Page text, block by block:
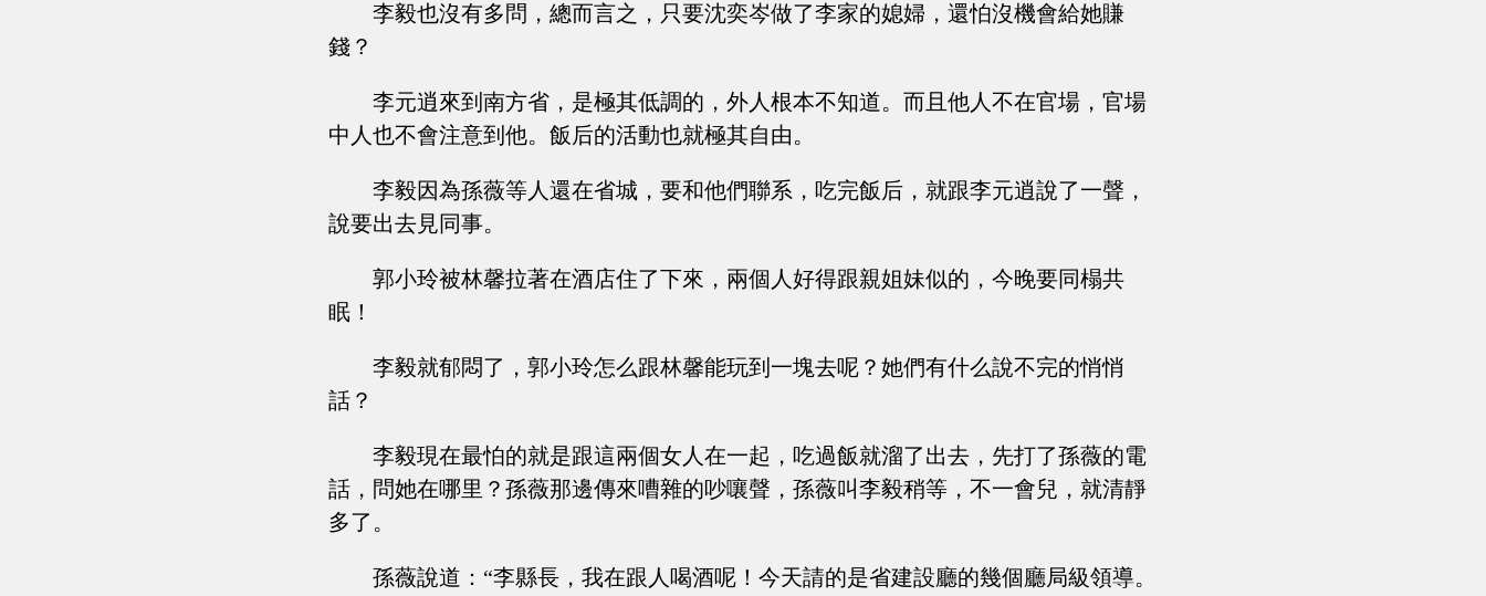
李毅也沒有多問，總而言之，只要沈奕岑做了李家的媳婦，還怕沒機會給她賺
錢？
李元逍來到南方省，是極其低調的，外人根本不知道。而且他人不在官場，官場
中人也不會注意到他。飯后的活動也就極其自由。
李毅因為孫薇等人還在省城，要和他們聯系，吃完飯后，就跟李元逍說了一聲，
說要出去見同事。
郭小玲被林馨拉著在酒店住了下來，兩個人好得跟親姐妹似的，今晚要同榻共
眠！
李毅就郁悶了，郭小玲怎么跟林馨能玩到一塊去呢？她們有什么說不完的悄悄
話？
李毅現在最怕的就是跟這兩個女人在一起，吃過飯就溜了出去，先打了孫薇的電
話，問她在哪里？孫薇那邊傳來嘈雜的吵嚷聲，孫薇叫李毅稍等，不一會兒，就清靜
多了。
孫薇說道：“李縣長，我在跟人喝酒呢！今天請的是省建設廳的幾個廳局級領導。